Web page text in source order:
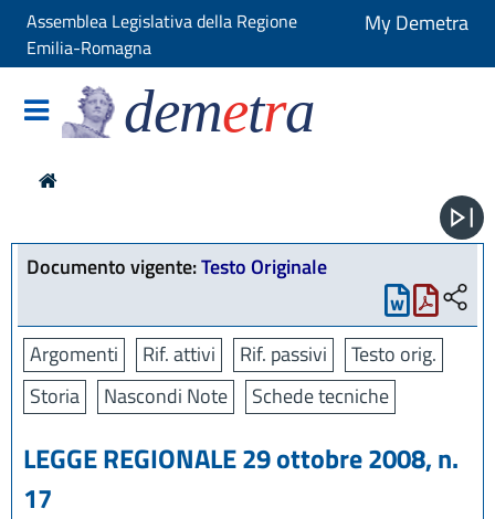
Assemblea Legislativa della Regione
Emilia-Romagna
My Demetra
demetra
Documento vigente:Testo Originale
Argomenti Rif. attivi Rif. passivi
Testo orig.
Storia
Nascondi Note Schede tecniche
LEGGE REGIONALE 29 ottobre 2008, n.
17